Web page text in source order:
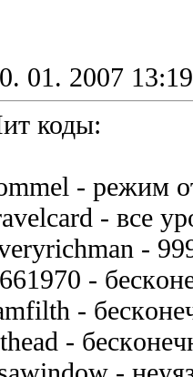
01. 2007 13:19
коды:
- peжим
- вce
-
-
-
-